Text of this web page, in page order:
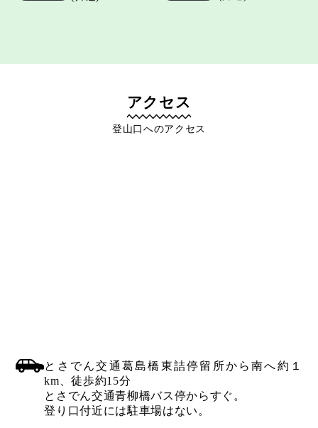
アクセス
登山口へのアクセス
とさでん交通葛島橋東詰停留所から南へ約１
km、徒歩約15分
とさでん交通青柳橋バス停からすぐ。
登り口付近には駐車場はない。